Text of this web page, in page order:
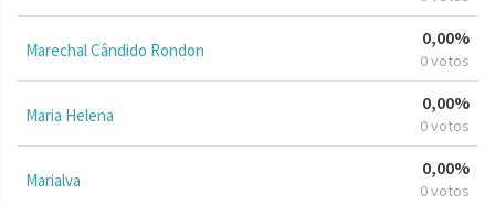
Marechal Cândido Rondon
0,00%
0 votos
Maria Helena
0,00%
0 votos
Marialva
0,00%
0 votos